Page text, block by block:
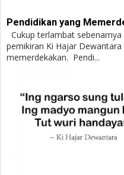
Pendidikan yang
Cukup terlambat
pemikiran Ki Hajar
memerdekakan. Pendi...